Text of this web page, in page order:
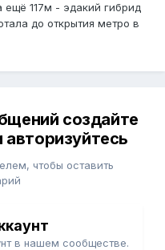
117м - эдакий гибрид
до открытия метро в
создайте
авторизуйтесь
чтобы оставить
в нашем сообществе.